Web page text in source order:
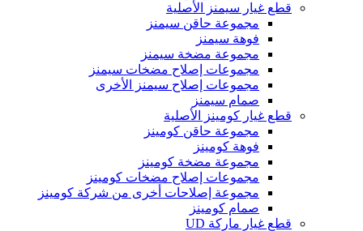
قطع غيار سيمنز الأصلية
مجموعة حاقن سيمنز
فوهة سيمنز
مجموعة مضخة سيمنز
مجموعات إصلاح مضخات سيمنز
مجموعات إصلاح سيمنز الأخرى
صمام سيمنز
قطع غيار كومينز الأصلية
مجموعة حاقن كومينز
فوهة كومينز
مجموعة مضخة كومينز
مجموعات إصلاح مضخات كومينز
مجموعة إصلاحات أخرى من شركة كومينز
صمام كومينز
قطع غيار ماركة UD